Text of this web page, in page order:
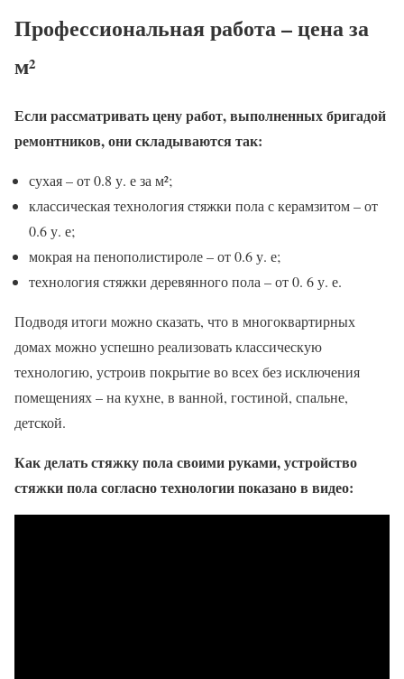
Профессиональная работа – цена за
м²
Если рассматривать цену работ, выполненных бригадой
ремонтников, они складываются так:
сухая – от 0.8 у. е за м²;
классическая технология стяжки пола с керамзитом – от
0.6 у. е;
мокрая на пенополистироле – от 0.6 у. е;
технология стяжки деревянного пола – от 0. 6 у. е.
Подводя итоги можно сказать, что в многоквартирных
домах можно успешно реализовать классическую
технологию, устроив покрытие во всех без исключения
помещениях – на кухне, в ванной, гостиной, спальне,
детской.
Как делать стяжку пола своими руками, устройство
стяжки пола согласно технологии показано в видео: